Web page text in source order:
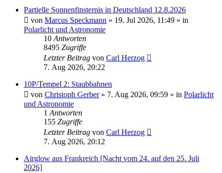
Partielle Sonnenfinsternis in Deutschland 12.8.2026
von Marcus Speckmann » 19. Jul 2026, 11:49 » in
Polarlicht und Astronomie
10 Antworten
8495 Zugriffe
Letzter Beitrag von Carl Herzog
7. Aug 2026, 20:22
10P/Tempel 2: Staubbahnen
von Christoph Gerber» 7. Aug 2026, 09:59 » in Polarlicht
und Astronomie
1 Antworten
155 Zugriffe
Letzter Beitrag von Carl Herzog
7. Aug 2026, 20:12
Airglow aus Frankreich [Nacht vom 24. auf den 25. Juli
2026]